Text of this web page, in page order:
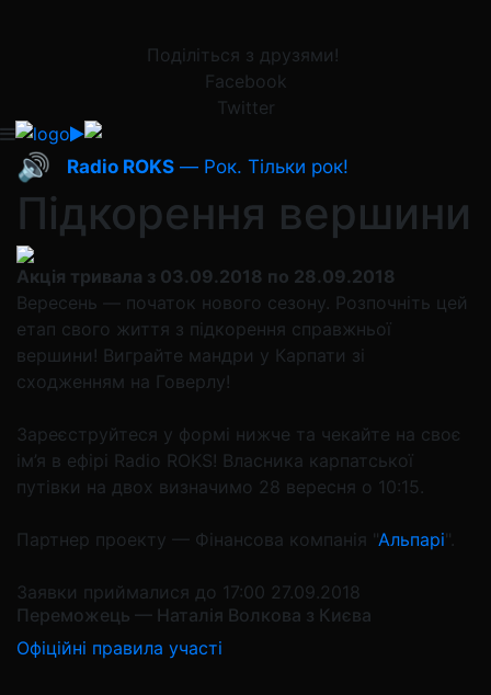
Поділіться з друзями!
Facebook
Twitter
🔊 Radio ROKS — Рок. Тільки рок!
Підкорення вершини
Акція тривала з 03.09.2018 по 28.09.2018
Вересень — початок нового сезону. Розпочніть цей
етап свого життя з підкорення справжньої
вершини! Виграйте мандри у Карпати зі
сходженням на Говерлу!
Зареєструйтеся у формі нижче та чекайте на своє
ім’я в ефірі Radio ROKS! Власника карпатської
путівки на двох визначимо 28 вересня о 10:15.
Партнер проекту — Фінансова компанія "Альпарі".
Заявки приймалися до 17:00 27.09.2018
Переможець — Наталія Волкова з Києва
Офіційні правила участі